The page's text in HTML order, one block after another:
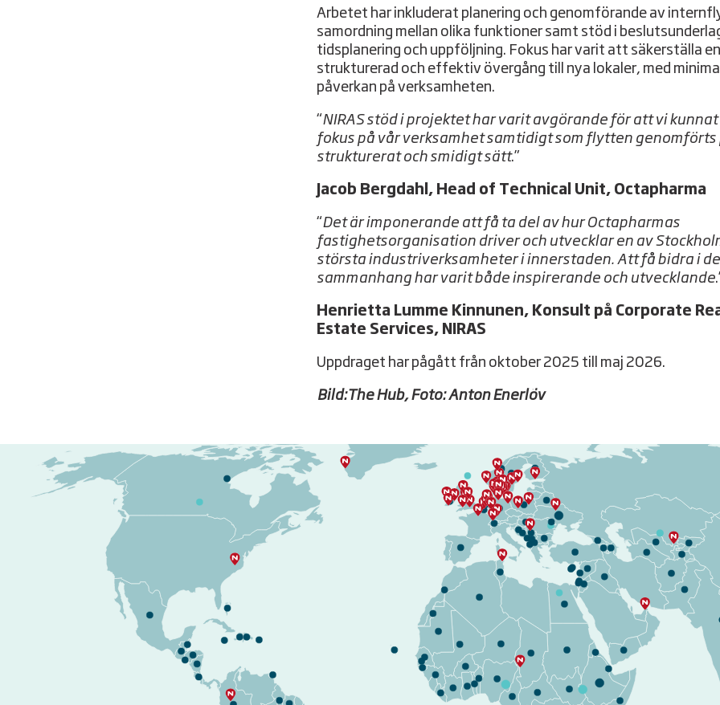
Arbetet har inkluderat planering och genomförande av
samordning mellan olika funktioner samt stöd i
tidsplanering och uppföljning. Fokus har varit att säkerställa en
strukturerad och effektiv övergång till nya lokaler, med
påverkan på verksamheten.
“NIRAS stöd i projektet har varit avgörande för att vi
fokus på vår verksamhet samtidigt som flytten genomförts
strukturerat och smidigt sätt.”
Jacob Bergdahl, Head of Technical Unit, Octapharma
“Det är imponerande att få ta del av hur Octapharmas
fastighetsorganisation driver och utvecklar en av
största industriverksamheter i innerstaden. Att få bidra i
sammanhang har varit både inspirerande och utvecklande
Henrietta Lumme Kinnunen, Konsult på Corporate
Estate Services, NIRAS
Uppdraget har pågått från oktober 2025 till maj 2026.
Bild:The Hub, Foto: Anton Enerlöv